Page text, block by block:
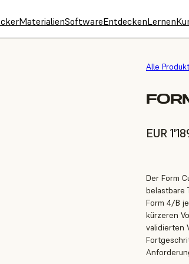
MaterialienSoftwareEntdeckenLernen
Alle
EUR
Der Form
belastbare
Form 4/B
kürzeren
validierten